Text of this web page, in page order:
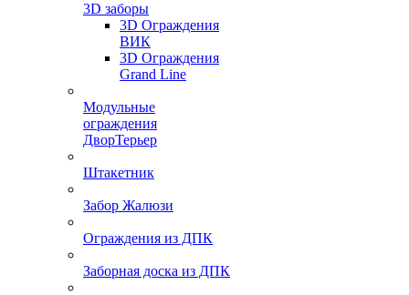
3D заборы
3D Ограждения
ВИК
3D Ограждения
Grand Line
Модульные
ограждения
ДворТерьер
Штакетник
Забор Жалюзи
Ограждения из ДПК
Заборная доска из ДПК